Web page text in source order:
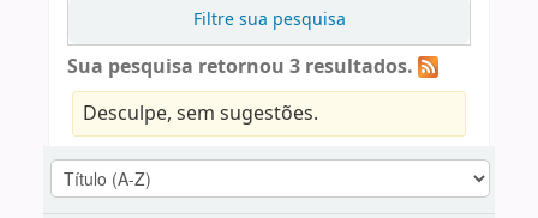
Filtre sua pesquisa
Sua pesquisa retornou 3 resultados.
Desculpe, sem sugestões.